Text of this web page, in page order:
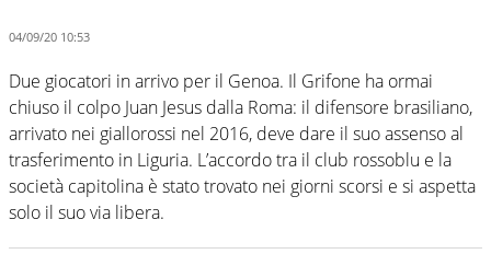
04/09/20 10:53
Due giocatori in arrivo per il Genoa. Il Grifone ha ormai
chiuso il colpo Juan Jesus dalla Roma: il difensore brasiliano,
arrivato nei giallorossi nel 2016, deve dare il suo assenso al
trasferimento in Liguria. L’accordo tra il club rossoblu e la
società capitolina è stato trovato nei giorni scorsi e si aspetta
solo il suo via libera.